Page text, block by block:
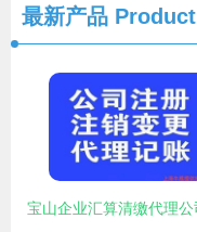
最新产品 Product